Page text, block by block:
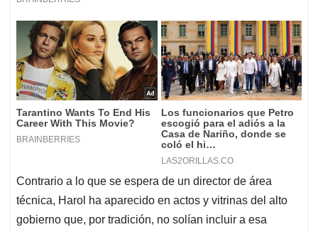
Contrario a lo que se espera de un director de área
técnica, Harol ha aparecido en actos y vitrinas del alto
gobierno que, por tradición, no solían incluir a esa